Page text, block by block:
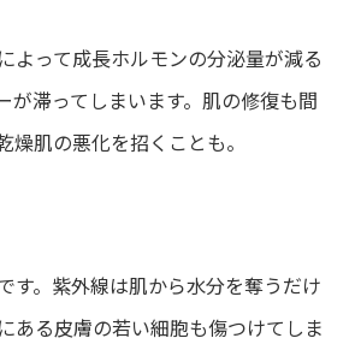
よって成長ホルモンの分泌量が減る
が滞ってしまいます。肌の修復も間
燥肌の悪化を招くことも。
す。紫外線は肌から水分を奪うだけ
ある皮膚の若い細胞も傷つけてしま